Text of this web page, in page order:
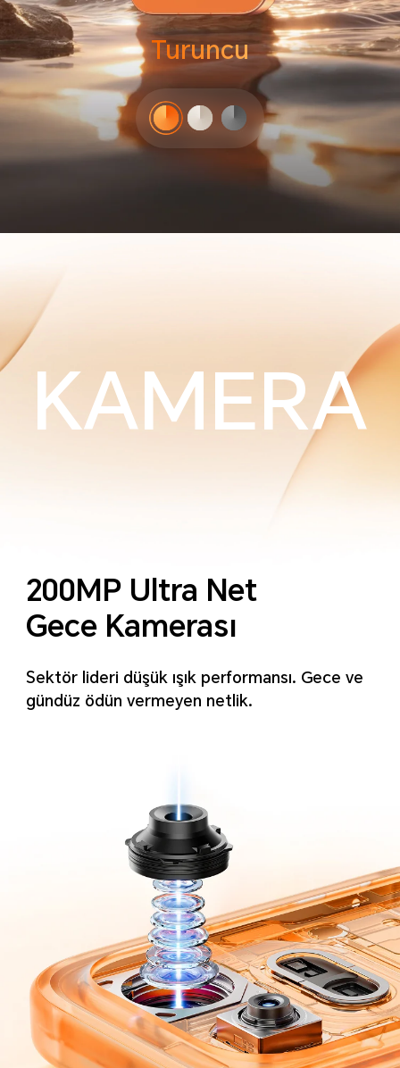
Turuncu
KAMERA
200MP Ultra Net
Gece Kamerası
Sektör lideri düşük ışık performansı. Gece ve
gündüz ödün vermeyen netlik.